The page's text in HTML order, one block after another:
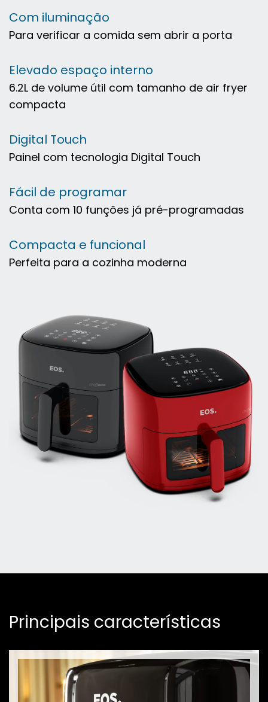
Com iluminação
Para verificar a comida sem abrir a porta
Elevado espaço interno
6.2L de volume útil com tamanho de air fryer
compacta
Digital Touch
Painel com tecnologia Digital Touch
Fácil de programar
Conta com 10 funções já pré-programadas
Compacta e funcional
Perfeita para a cozinha moderna
Principais características